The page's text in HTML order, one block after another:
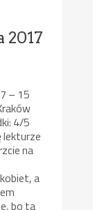
2017
– 15
4/5
lekturze
na
a
bo ta